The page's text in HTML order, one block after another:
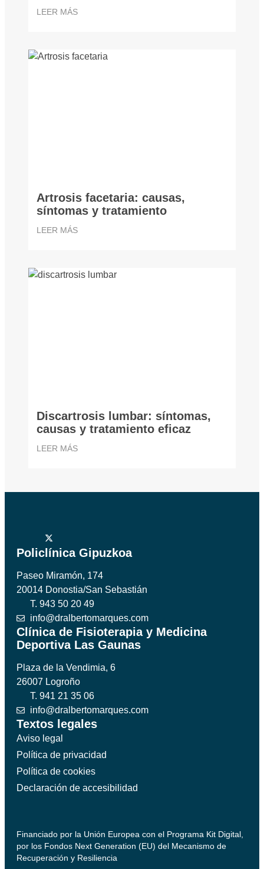
LEER MÁS
Artrosis facetaria: causas,
síntomas y tratamiento
LEER MÁS
Discartrosis lumbar: síntomas,
causas y tratamiento eficaz
LEER MÁS
Policlínica Gipuzkoa
Paseo Miramón, 174
20014 Donostia/San Sebastián
T. 943 50 20 49
info@dralbertomarques.com
Clínica de Fisioterapia y Medicina
Deportiva Las Gaunas
Plaza de la Vendimia, 6
26007 Logroño
T. 941 21 35 06
info@dralbertomarques.com
Textos legales
Aviso legal
Política de privacidad
Política de cookies
Declaración de accesibilidad
Financiado por la Unión Europea con el Programa Kit Digital,
por los Fondos Next Generation (EU) del Mecanismo de
Recuperación y Resiliencia